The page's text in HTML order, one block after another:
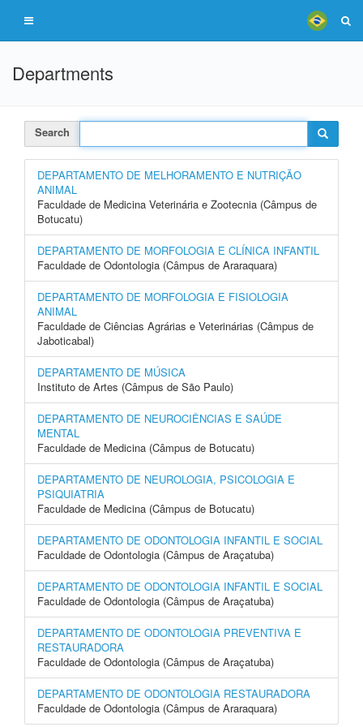
Departments
Search
DEPARTAMENTO DE MELHORAMENTO E NUTRIÇÃO
ANIMAL
Faculdade de Medicina Veterinária e Zootecnia (Câmpus de
Botucatu)
DEPARTAMENTO DE MORFOLOGIA E CLÍNICA INFANTIL
Faculdade de Odontologia (Câmpus de Araraquara)
DEPARTAMENTO DE MORFOLOGIA E FISIOLOGIA
ANIMAL
Faculdade de Ciências Agrárias e Veterinárias (Câmpus de
Jaboticabal)
DEPARTAMENTO DE MÚSICA
Instituto de Artes (Câmpus de São Paulo)
DEPARTAMENTO DE NEUROCIÊNCIAS E SAÚDE
MENTAL
Faculdade de Medicina (Câmpus de Botucatu)
DEPARTAMENTO DE NEUROLOGIA, PSICOLOGIA E
PSIQUIATRIA
Faculdade de Medicina (Câmpus de Botucatu)
DEPARTAMENTO DE ODONTOLOGIA INFANTIL E SOCIAL
Faculdade de Odontologia (Câmpus de Araçatuba)
DEPARTAMENTO DE ODONTOLOGIA INFANTIL E SOCIAL
Faculdade de Odontologia (Câmpus de Araçatuba)
DEPARTAMENTO DE ODONTOLOGIA PREVENTIVA E
RESTAURADORA
Faculdade de Odontologia (Câmpus de Araçatuba)
DEPARTAMENTO DE ODONTOLOGIA RESTAURADORA
Faculdade de Odontologia (Câmpus de Araraquara)